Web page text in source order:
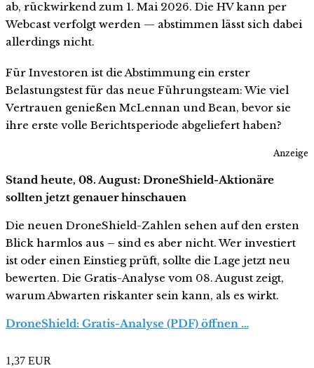
ab, rückwirkend zum 1. Mai 2026. Die HV kann per
Webcast verfolgt werden — abstimmen lässt sich dabei
allerdings nicht.
Für Investoren ist die Abstimmung ein erster
Belastungstest für das neue Führungsteam: Wie viel
Vertrauen genießen McLennan und Bean, bevor sie
ihre erste volle Berichtsperiode abgeliefert haben?
Anzeige
Stand heute, 08. August: DroneShield-Aktionäre
sollten jetzt genauer hinschauen
Die neuen DroneShield-Zahlen sehen auf den ersten
Blick harmlos aus – sind es aber nicht. Wer investiert
ist oder einen Einstieg prüft, sollte die Lage jetzt neu
bewerten. Die Gratis-Analyse vom 08. August zeigt,
warum Abwarten riskanter sein kann, als es wirkt.
DroneShield: Gratis-Analyse (PDF) öffnen …
1,37 EUR